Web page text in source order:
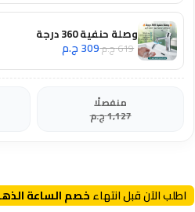
وصلة حنفية 360 درجة
619ج.م309ج.م
منفصلًا
1,127ج.م
اطلب الآن قبل انتهاءخصم الساعة